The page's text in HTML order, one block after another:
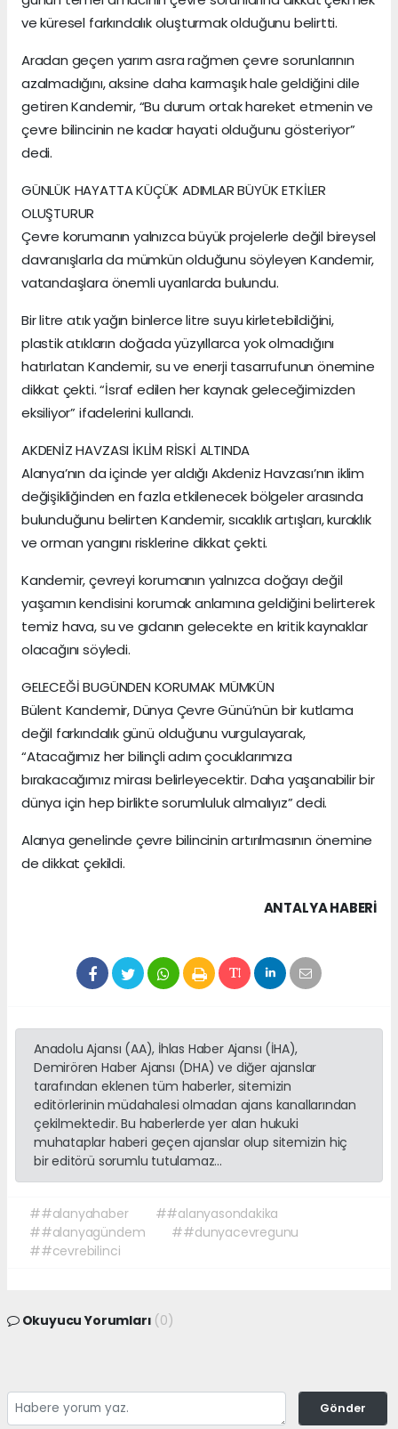
ve küresel farkındalık oluşturmak olduğunu belirtti.
Aradan geçen yarım asra rağmen çevre sorunlarının
azalmadığını, aksine daha karmaşık hale geldiğini dile
getiren Kandemir, “Bu durum ortak hareket etmenin ve
çevre bilincinin ne kadar hayati olduğunu gösteriyor”
dedi.
GÜNLÜK HAYATTA KÜÇÜK ADIMLAR BÜYÜK ETKİLER
OLUŞTURUR
Çevre korumanın yalnızca büyük projelerle değil bireysel
davranışlarla da mümkün olduğunu söyleyen Kandemir,
vatandaşlara önemli uyarılarda bulundu.
Bir litre atık yağın binlerce litre suyu kirletebildiğini,
plastik atıkların doğada yüzyıllarca yok olmadığını
hatırlatan Kandemir, su ve enerji tasarrufunun önemine
dikkat çekti. “İsraf edilen her kaynak geleceğimizden
eksiliyor” ifadelerini kullandı.
AKDENİZ HAVZASI İKLİM RİSKİ ALTINDA
Alanya’nın da içinde yer aldığı Akdeniz Havzası’nın iklim
değişikliğinden en fazla etkilenecek bölgeler arasında
bulunduğunu belirten Kandemir, sıcaklık artışları, kuraklık
ve orman yangını risklerine dikkat çekti.
Kandemir, çevreyi korumanın yalnızca doğayı değil
yaşamın kendisini korumak anlamına geldiğini belirterek
temiz hava, su ve gıdanın gelecekte en kritik kaynaklar
olacağını söyledi.
GELECEĞİ BUGÜNDEN KORUMAK MÜMKÜN
Bülent Kandemir, Dünya Çevre Günü’nün bir kutlama
değil farkındalık günü olduğunu vurgulayarak,
“Atacağımız her bilinçli adım çocuklarımıza
bırakacağımız mirası belirleyecektir. Daha yaşanabilir bir
dünya için hep birlikte sorumluluk almalıyız” dedi.
Alanya genelinde çevre bilincinin artırılmasının önemine
de dikkat çekildi.
ANTALYA HABERİ
Anadolu Ajansı (AA), İhlas Haber Ajansı (İHA),
Demirören Haber Ajansı (DHA) ve diğer ajanslar
tarafından eklenen tüm haberler, sitemizin
editörlerinin müdahalesi olmadan ajans kanallarından
çekilmektedir. Bu haberlerde yer alan hukuki
muhataplar haberi geçen ajanslar olup sitemizin hiç
bir editörü sorumlu tutulamaz...
##alanyahaber
##alanyasondakika
##alanyagündem
##dunyacevregunu
##cevrebilinci
Okuyucu Yorumları (0)
Gönder